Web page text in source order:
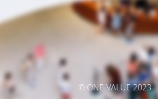
© ONE-VALUE 2023